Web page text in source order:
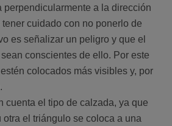
perpendicularmente a la dirección
cuidado con no ponerlo de
es señalizar un peligro y que el
conscientes de ello. Por este
colocados más visibles y, por
cuenta el tipo de calzada, ya que
el triángulo se coloca a una